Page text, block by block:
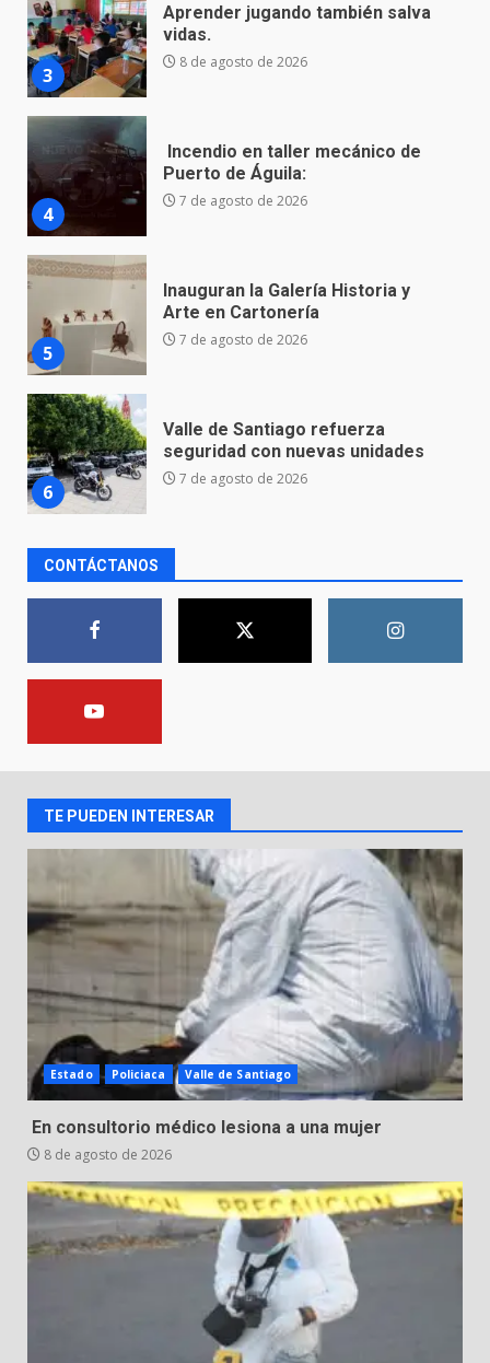
4
Incendio en taller mecánico de
Puerto de Águila:
7 de agosto de 2026
5
Inauguran la Galería Historia y
Arte en Cartonería
7 de agosto de 2026
6
Valle de Santiago refuerza
seguridad con nuevas unidades
7 de agosto de 2026
7
Los Pastores: tradición que
resiste al paso del tiempo
6 de agosto de 2026
8 de agosto de 2026
2
3
Aprender jugando también salva
vidas.
8 de agosto de 2026
4
Incendio en taller mecánico de
Puerto de Águila:
7 de agosto de 2026
5
Inauguran la Galería Historia y
Arte en Cartonería
Valle de Santiago refuerza
seguridad con nuevas unidades
7 de agosto de 2026
CONTÁCTANOS
TE PUEDEN INTERESAR
Estado Policiaca Valle de Santiago
En consultorio médico lesiona a una mujer
8 de agosto de 2026